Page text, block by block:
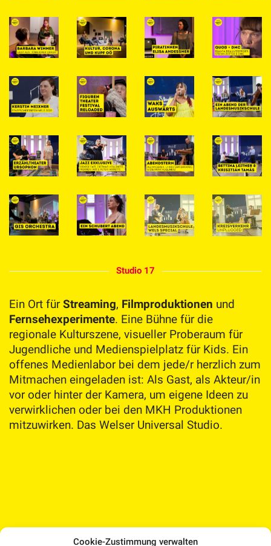
Cookie-Zustimmung verwalten
Studio 17
Ein Ort fürStreaming, Filmproduktionen und
Fernsehexperimente. Eine Bühne für die
regionale Kulturszene, visueller Proberaum für
Jugendliche und Medienspielplatz für Kids. Ein
offenes Medienlabor bei dem jede/r herzlich zum
Mitmachen eingeladen ist: Als Gast, als Akteur/in
vor oder hinter der Kamera, um eigene Ideen zu
verwirklichen oder bei den MKH Produktionen
mitzuwirken. Das Welser Universal Studio.